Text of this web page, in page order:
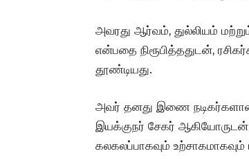
அவரது ஆர்வம், துல்லியம்
என்பதை நிரூபித்ததுடன்,
தூண்டியது.
அவர் தனது இணை
இயக்குநர் சேகர்
கலகலப்பாகவும் உற்சாகமாகவும்